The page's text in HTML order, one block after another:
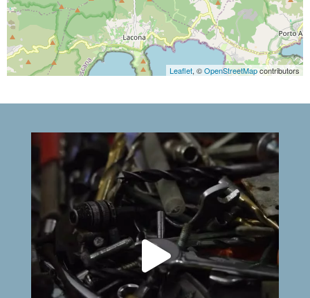
Leaflet, ©OpenStreetMapcontributors